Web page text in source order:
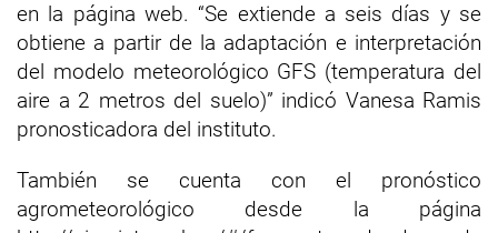
en la página web. “Se extiende a seis días y se
obtiene a partir de la adaptación e interpretación
del modelo meteorológico GFS (temperatura del
aire a 2 metros del suelo)” indicó Vanesa Ramis
pronosticadora del instituto.
También se cuenta con el pronóstico
agrometeorológico desde la página